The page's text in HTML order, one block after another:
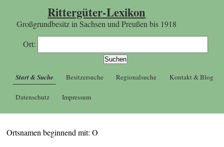
Rittergüter-Lexikon
Großgrundbesitz in Sachsen und Preußen bis 1918
Ort:
Start & Suche Besitzersuche Regionalsuche Kontakt & Blog
Datenschutz Impressum
Ortsnamen beginnend mit: O